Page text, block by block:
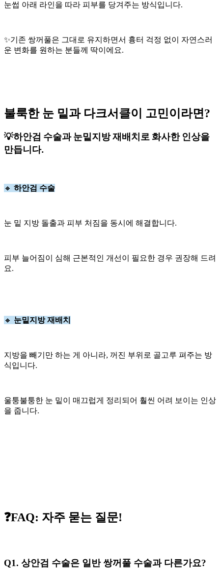
눈썹 아래 라인을 따라 피부를 당겨주는 방식입니다.
✨기존 쌍꺼풀은 그대로 유지하면서 흉터 걱정 없이 자연스러
운 변화를 원하는 분들께 딱이에요.
불룩한 눈 밑과 다크서클이 고민이라면?
💡하안검 수술과 눈밑지방 재배치로 화사한 인상을
만듭니다.
🔸 하안검 수술
눈 밑 지방 돌출과 피부 처짐을 동시에 해결합니다.
피부 늘어짐이 심해 근본적인 개선이 필요한 경우 권장해 드려
요.
🔸 눈밑지방 재배치
지방을 빼기만 하는 게 아니라, 꺼진 부위로 골고루 펴주는 방
식입니다.
울퉁불퉁한 눈 밑이 매끄럽게 정리되어 훨씬 어려 보이는 인상
을 줍니다.
❓FAQ: 자주 묻는 질문!
Q1. 상안검 수술은 일반 쌍꺼풀 수술과 다른가요?